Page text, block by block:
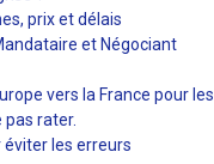
prix et délais
et Négociant
vers la France pour les
rater.
éviter les erreurs